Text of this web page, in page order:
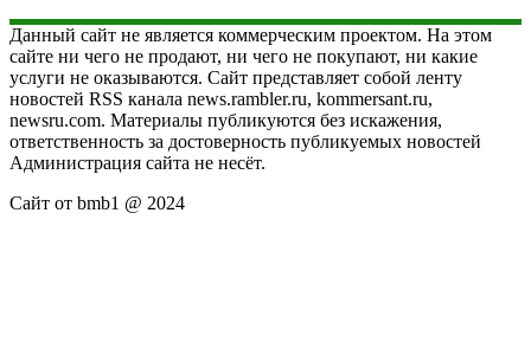
Данный сайт не является коммерческим проектом. На этом
сайте ни чего не продают, ни чего не покупают, ни какие
услуги не оказываются. Сайт представляет собой ленту
новостей RSS канала news.rambler.ru, kommersant.ru,
newsru.com. Материалы публикуются без искажения,
ответственность за достоверность публикуемых новостей
Администрация сайта не несёт.
Сайт от bmb1 @ 2024